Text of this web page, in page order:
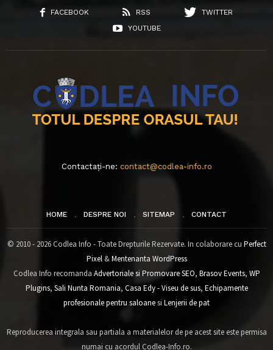
FACEBOOK RSS
TWITTER
YOUTUBE
Contactați-ne: contact@codlea-info.ro
HOME DESPRE NOI SITEMAP CONTACT
© 2010 - 2026 Codlea Info - Toate Drepturile Rezervate. In colaborare cu Perfect
Pixel&Mentenanta WordPress
Codlea Info recomanda Advertoriale si Promovare SEO, Brasov Events, WP
Plugins, Sali Nunta Romania, Casa Edy - Viseu de sus, Echipamente
profesionale pentru saloanesi Lenjerii de pat
Reproducerea integrala sau partiala a materialelor de pe acest site este permisa
numai cu acordul Codlea-Info.ro.